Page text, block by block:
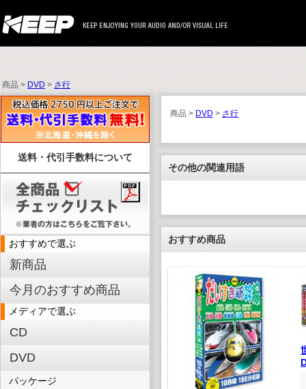
商品 >DVD>さ行
送料・代引手数料について
おすすめで選ぶ
新商品
今月のおすすめ商品
メディアで選ぶ
CD
DVD
パッケージ
商品 > DVD > さ行
その他の関連用語
おすすめ商品